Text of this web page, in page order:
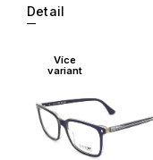
Detail
Více
variant